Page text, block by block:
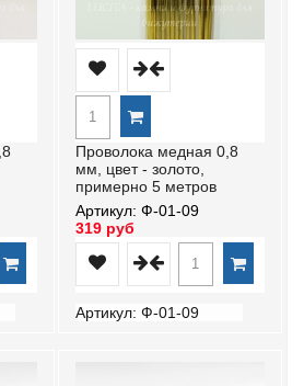
Проволока медная 0,8
мм, цвет - золото,
примерно 5 метров
Артикул: Ф-01-09
319 руб
Артикул: Ф-01-09